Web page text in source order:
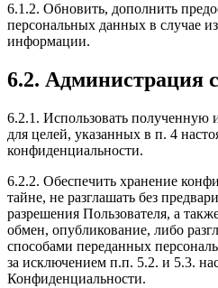
6.1.2. Обновить, дополнить
персональных данных в случае
информации.
6.2. Администрация
6.2.1. Использовать
для целей, указанных в п. 4
конфиденциальности.
6.2.2. Обеспечить хранение
тайне, не разглашать без
разрешения Пользователя, а
обмен, опубликование, либо
способами переданных
за исключением п.п. 5.2. и 5.3.
Конфиденциальности.